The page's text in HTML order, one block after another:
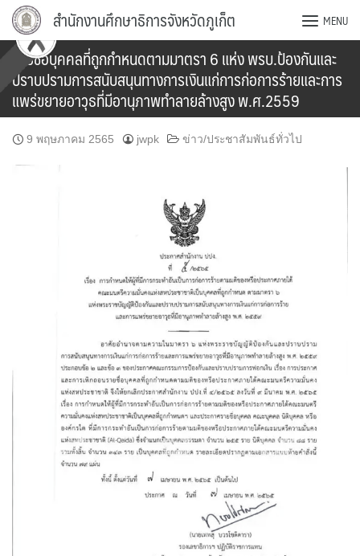
Skip
content
สำนักงานศึกษาธิการจังหวัดภูเก็ต MENU
รายชื่อบุคคลที่ถูกกำหนดตามมาตรา 6 แห่ง พรบ.ป้องกันและ
ปราบปรามการสนับสนุนทางการเงินแก่การก่อการร้ายและการ
แพร่ขยายอาวุธที่มีอานุภาพทำลายล้างสูง พ.ศ.2559
9 พฤษภาคม 2565 jwpk ข่าว/ประชาสัมพันธ์ทั่วไป